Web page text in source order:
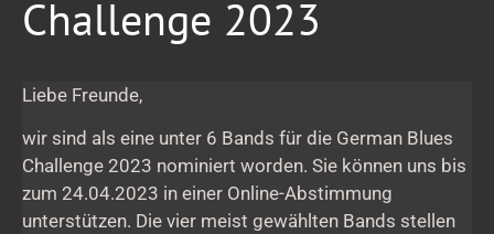
Challenge 2023
Liebe Freunde,
wir sind als eine unter 6 Bands für die German Blues
Challenge 2023 nominiert worden. Sie können uns bis
zum 24.04.2023 in einer Online-Abstimmung
unterstützen. Die vier meist gewählten Bands stellen
2023